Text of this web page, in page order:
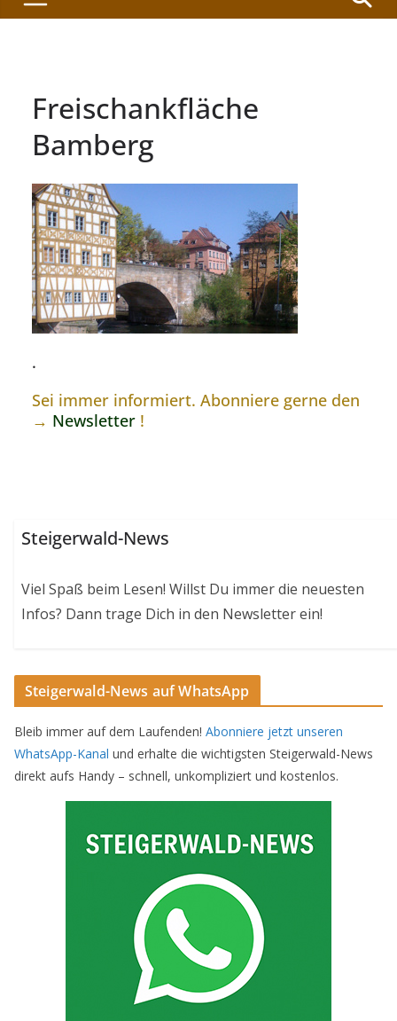
Freischankfläche
Bamberg
.
Sei immer informiert. Abonniere gerne den
→ Newsletter !
Steigerwald-News
Viel Spaß beim Lesen! Willst Du immer die neuesten
Infos? Dann trage Dich in den Newsletter ein!
Steigerwald-News auf WhatsApp
Bleib immer auf dem Laufenden! Abonniere jetzt unseren
WhatsApp-Kanal und erhalte die wichtigsten Steigerwald-News
direkt aufs Handy – schnell, unkompliziert und kostenlos.